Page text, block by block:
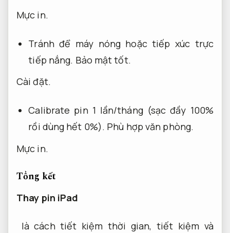
Mực in.
Tránh để máy nóng hoặc tiếp xúc trực
tiếp nắng. Bảo mật tốt.
Cài đặt.
Calibrate pin 1 lần/tháng (sạc đầy 100%
rồi dùng hết 0%). Phù hợp văn phòng.
Mực in.
Tổng kết
Thay pin iPad
là cách tiết kiệm thời gian, tiết kiệm và